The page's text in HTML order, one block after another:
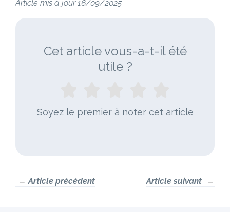
Article mis à jour 16/09/2025
Cet article vous-a-t-il été
utile ?
Soyez le premier à noter cet article
← Article précédent Article suivant →